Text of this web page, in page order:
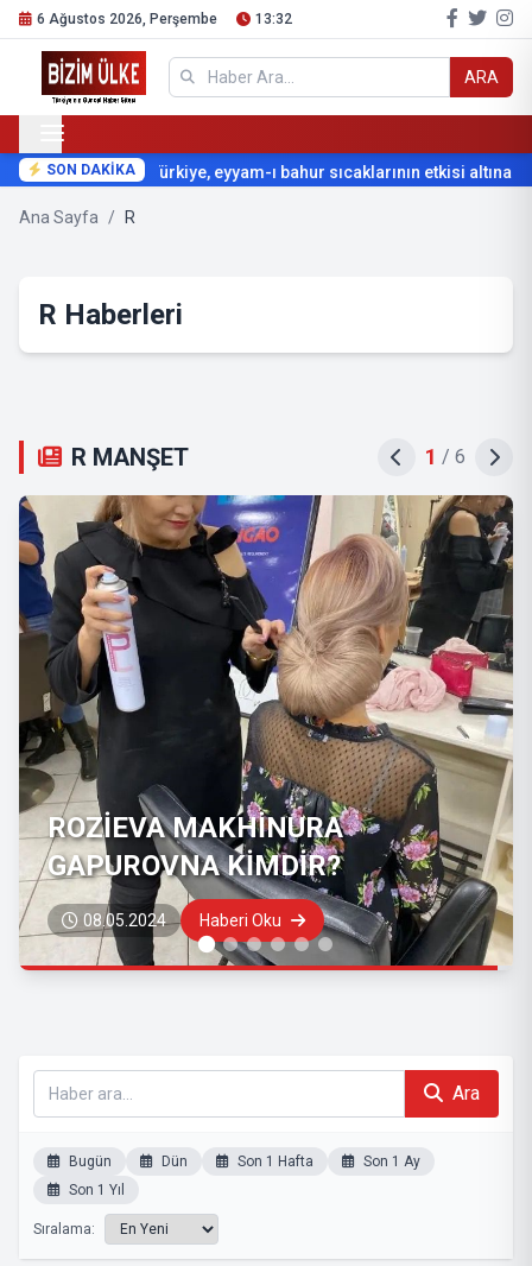
6 Ağustos 2026, Perşembe 13:32
ARA
SON DAKİKATürkiye, eyyam-ı bahur sıcaklarının etkisi altına
Ana Sayfa / R
R Haberleri
R MANŞET 2 / 6
REGNUM GÜZELLİK SALONU
09.06.2023 Haberi Oku
Ara
Bugün Dün Son 1 Hafta
Son 1 Ay
Son 1 Yıl
Sıralama: